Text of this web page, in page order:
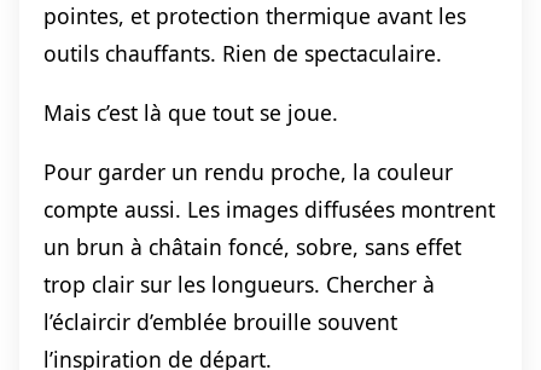
pointes, et protection thermique avant les
outils chauffants. Rien de spectaculaire.
Mais c’est là que tout se joue.
Pour garder un rendu proche, la couleur
compte aussi. Les images diffusées montrent
un brun à châtain foncé, sobre, sans effet
trop clair sur les longueurs. Chercher à
l’éclaircir d’emblée brouille souvent
l’inspiration de départ.